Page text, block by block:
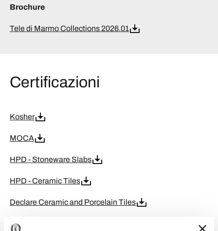
Brochure
Tele di Marmo Collections 2026.01
Certificazioni
Kosher
MOCA
HPD - Stoneware Slabs
HPD - Ceramic Tiles
Declare Ceramic and Porcelain Tiles
FDES